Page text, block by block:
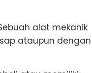
alat mekanik
ataupun dengan